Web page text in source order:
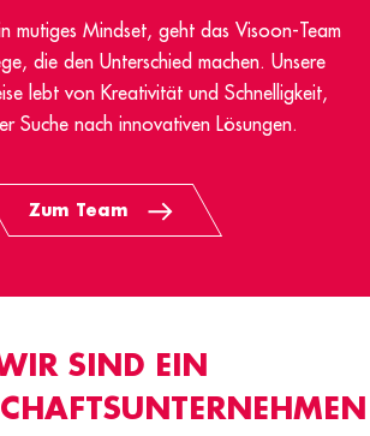
mutiges Mindset, geht das Visoon-Team
die den Unterschied machen. Unsere
lebt von Kreativität und Schnelligkeit,
Suche nach innovativen Lösungen.
Zum Team
SIND EIN